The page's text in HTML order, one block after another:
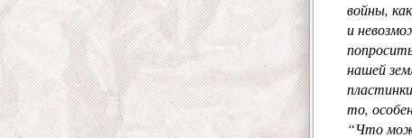
войны,
и
нашей
то,
“Что